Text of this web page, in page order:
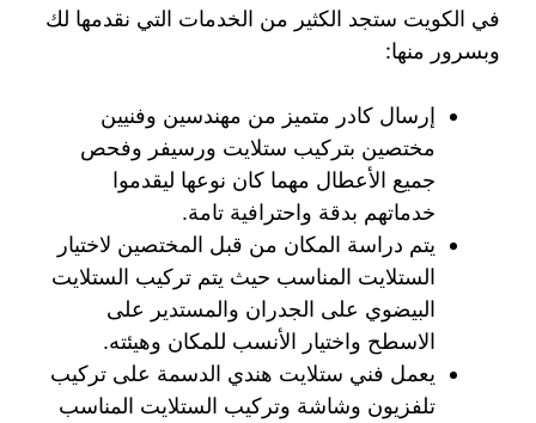
في الكويت ستجد الكثير من الخدمات التي نقدمها لك
وبسرور منها:
إرسال كادر متميز من مهندسين وفنيين
مختصين بتركيب ستلايت ورسيفر وفحص
جميع الأعطال مهما كان نوعها ليقدموا
خدماتهم بدقة واحترافية تامة.
يتم دراسة المكان من قبل المختصين لاختيار
الستلايت المناسب حيث يتم تركيب الستلايت
البيضوي على الجدران والمستدير على
الاسطح واختيار الأنسب للمكان وهيئته.
يعمل فني ستلايت هندي الدسمة على تركيب
تلفزيون وشاشة وتركيب الستلايت المناسب